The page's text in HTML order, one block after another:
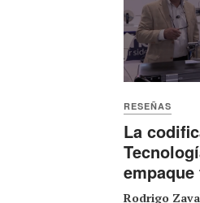
RESEÑAS
La
Rodrigo